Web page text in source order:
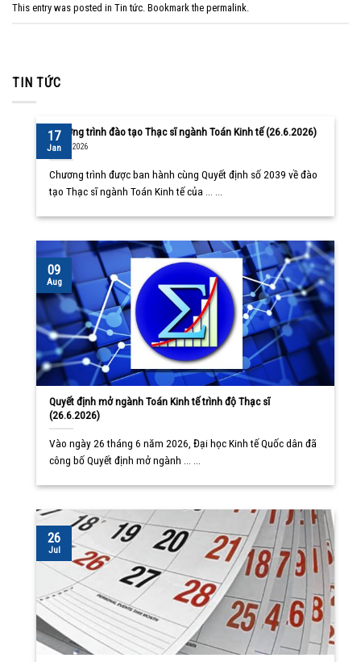
This entry was posted in Tin tức . Bookmark the permalink
TIN TỨC
Chương trình đào tạo Thạc sĩ ngành Toán Kinh tế (26.6.2026)
10/08/2026
Chương trình được ban hành cùng Quyết định số 2039 về đào
tạo Thạc sĩ ngành Toán Kinh tế của ... ...
17
Jan
Quyết định mở ngành Toán Kinh tế trình độ Thạc sĩ
(26.6.2026)
Vào ngày 26 tháng 6 năm 2026, Đại học Kinh tế Quốc dân đã
công bố Quyết định mở ngành ... ...
09
Aug
26
Jul